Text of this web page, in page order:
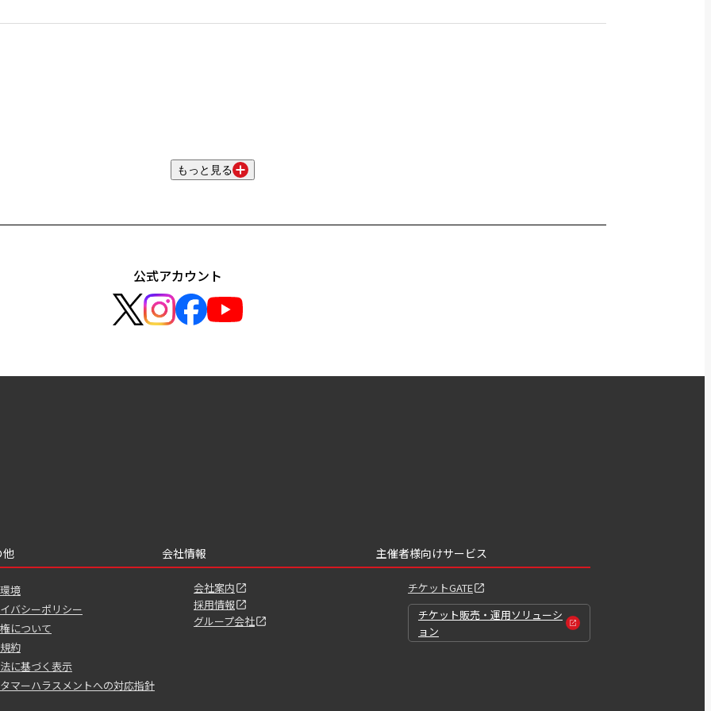
もっと見る
公式アカウント
他
境
バシーポリシー
について
約
に基づく表示
マーハラスメントへの対応指針
会社情報
会社案内
採用情報
グループ会社
主催者様向けサービス
チケットGATE
チケット販売・運用ソリューシ
ョン